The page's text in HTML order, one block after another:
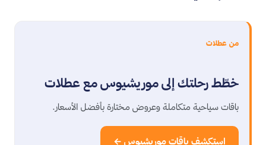
من عطلات
خطّط رحلتك إلى موريشيوس مع عطلات
باقات سياحية متكاملة وعروض مختارة بأفضل الأسعار.
استكشف باقات موريشيوس ←